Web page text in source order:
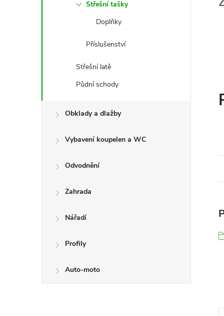
Střešní tašky
Doplňky
Příslušenství
Střešní latě
Půdní schody
Obklady a dlažby
Vybavení koupelen a WC
Odvodnění
Zahrada
Nářadí
Profily
Auto-moto